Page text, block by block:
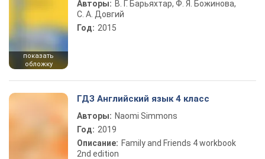
показать
обложку
Авторы: В. Г. Барьяхтар, Ф. Я. Божинова,
С. А. Довгий
Год: 2015
ГДЗ Английский язык 4 класс
Авторы: Naomi Simmons
Год: 2019
Описание: Family and Friends 4 workbook
2nd edition